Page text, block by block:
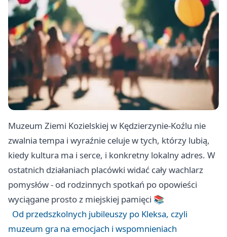
Muzeum Ziemi Kozielskiej w Kędzierzynie-Koźlu nie
zwalnia tempa i wyraźnie celuje w tych, którzy lubią,
kiedy kultura ma i serce, i konkretny lokalny adres. W
ostatnich działaniach placówki widać cały wachlarz
pomysłów - od rodzinnych spotkań po opowieści
wyciągane prosto z miejskiej pamięci 📚
Od przedszkolnych jubileuszy po Kleksa, czyli
muzeum gra na emocjach i wspomnieniach